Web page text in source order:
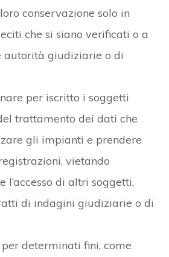
conservazione solo in
che si siano verificati o a
autorità giudiziarie o di
per iscritto i soggetti
trattamento dei dati che
gli impianti e prendere
vietando
l’accesso di altri soggetti,
di indagini giudiziarie o di
determinati fini, come